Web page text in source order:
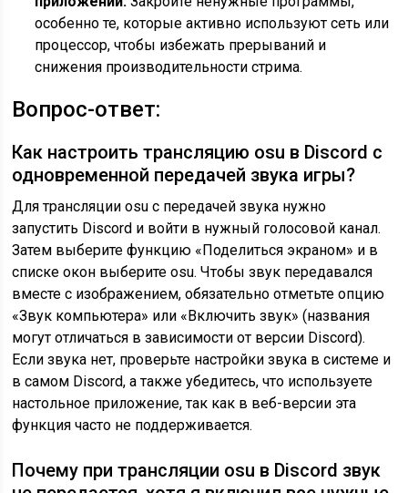
особенно те, которые активно используют сеть или
процессор, чтобы избежать прерываний и
снижения производительности стрима.
Вопрос-ответ:
Как настроить трансляцию osu в Discord с
одновременной передачей звука игры?
Для трансляции osu с передачей звука нужно
запустить Discord и войти в нужный голосовой канал.
Затем выберите функцию «Поделиться экраном» и в
списке окон выберите osu. Чтобы звук передавался
вместе с изображением, обязательно отметьте опцию
«Звук компьютера» или «Включить звук» (названия
могут отличаться в зависимости от версии Discord).
Если звука нет, проверьте настройки звука в системе и
в самом Discord, а также убедитесь, что используете
настольное приложение, так как в веб-версии эта
функция часто не поддерживается.
Почему при трансляции osu в Discord звук